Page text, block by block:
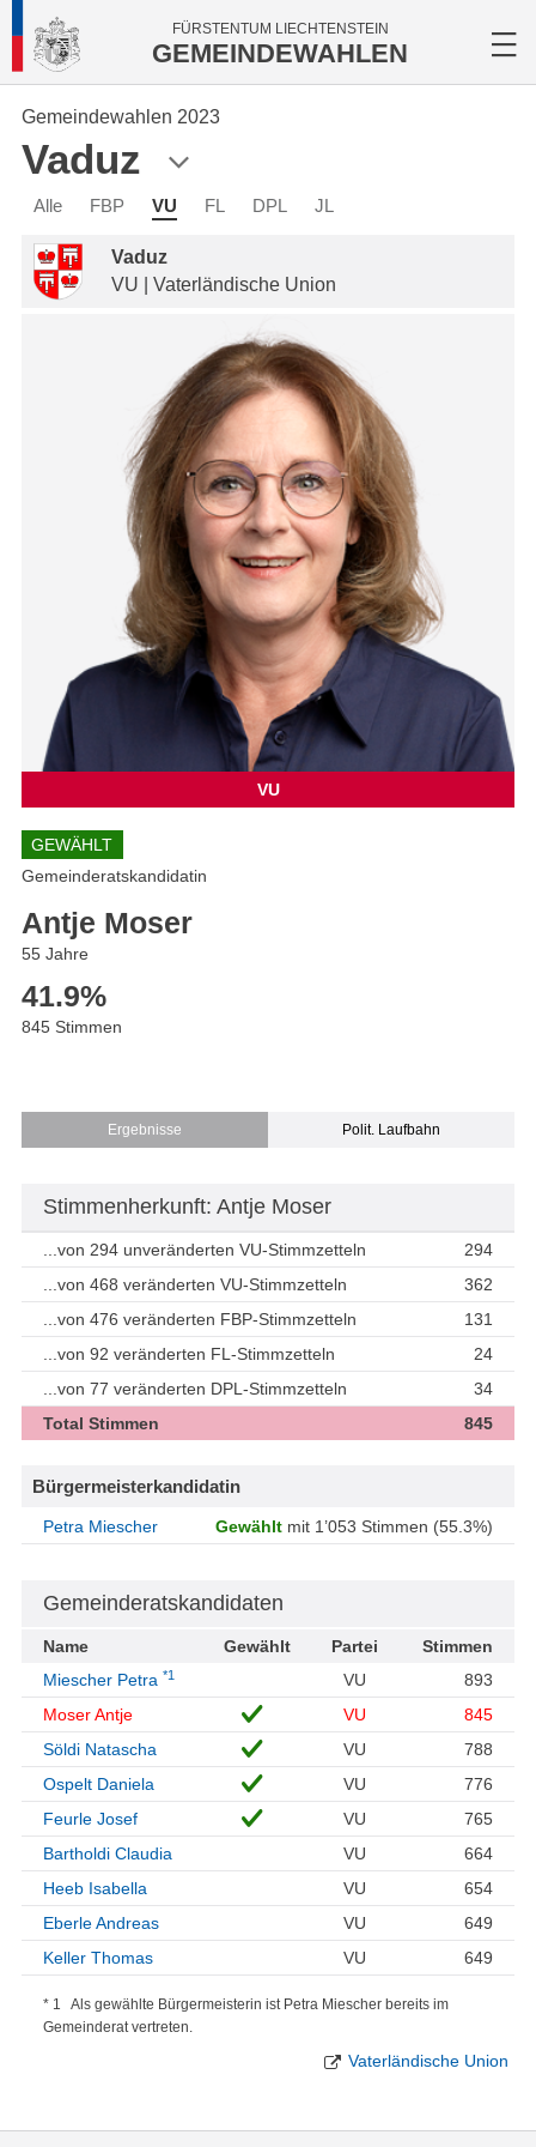
FÜRSTENTUM LIECHTENSTEIN
GEMEINDEWAHLEN
Gemeindewahlen 2023
Vaduz
Alle FBP VU FL DPL JL
Vaduz
VU | Vaterländische Union
VU
GEWÄHLT
Gemeinderatskandidatin
Antje Moser
55 Jahre
41.9%
845 Stimmen
Ergebnisse Polit. Laufbahn
Stimmenherkunft: Antje Moser
...von 294 unveränderten VU-Stimmzetteln
294
...von 468 veränderten VU-Stimmzetteln
362
...von 476 veränderten FBP-Stimmzetteln
131
...von 92 veränderten FL-Stimmzetteln
24
...von 77 veränderten DPL-Stimmzetteln
34
Total Stimmen
845
Bürgermeisterkandidatin
Petra Miescher Gewählt mit 1’053 Stimmen (55.3%)
Gemeinderatskandidaten
Name Gewählt Partei
Stimmen
Miescher Petra *1 VU
893
Moser Antje
VU
845
Söldi Natascha
VU
788
Ospelt Daniela
VU
776
Feurle Josef
VU
765
Bartholdi Claudia
VU
664
Heeb Isabella
VU
654
Eberle Andreas
VU
649
Keller Thomas
VU 649
* 1 Als gewählte Bürgermeisterin ist Petra Miescher bereits im
Gemeinderat vertreten.
Vaterländische Union